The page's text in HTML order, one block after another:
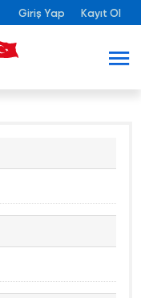
Giriş Yap Kayıt Ol